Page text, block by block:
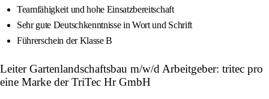
Teamfähigkeit und hohe Einsatzbereitschaft
Sehr gute Deutschkenntnisse in Wort und Schrift
Führerschein der Klasse B
Leiter Gartenlandschaftsbau m/w/d Arbeitgeber: tritec pro
eine Marke der TriTec Hr GmbH